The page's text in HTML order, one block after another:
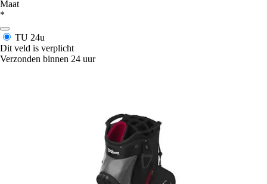
Maat
*
TU 24u
Dit veld is verplicht
Verzonden binnen 24 uur